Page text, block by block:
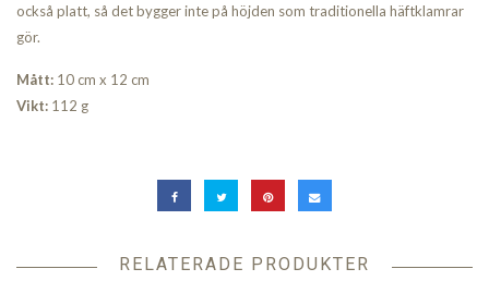
också platt, så det bygger inte på höjden som traditionella häftklamrar
gör.
Mått: 10 cm x 12 cm
Vikt: 112 g
RELATERADE PRODUKTER